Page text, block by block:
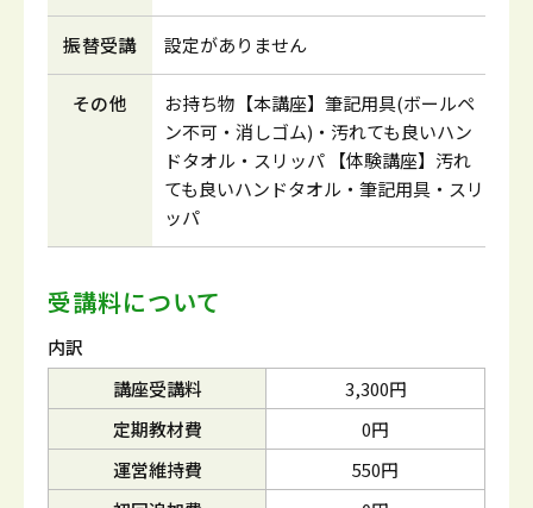
振替受講 設定がありません
その他
お持ち物【本講座】筆記用具(ボールペ
ン不可・消しゴム)・汚れても良いハン
ドタオル・スリッパ 【体験講座】汚れ
ても良いハンドタオル・筆記用具・スリ
ッパ
受講料について
内訳
講座受講料
3,300円
定期教材費
0円
運営維持費
550円